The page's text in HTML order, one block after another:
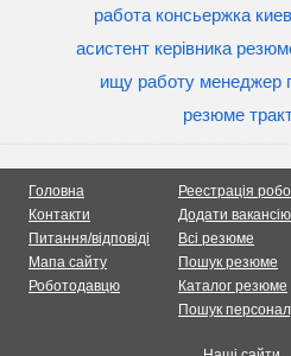
работа консьержка киев
асистент керівника
ищу работу менеджер
резюме
Головна
Контакти
Питання/відповіді
Мапа сайту
Роботодавцю
Реестрація
Додати вакансію
Всі резюме
Пошук резюме
Каталог резюме
Пошук